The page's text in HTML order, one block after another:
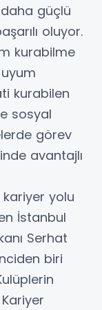
daha güçlü
oluyor.
kurabilme
kurabilen
sosyal
görev
avantajlı
yolu
İstanbul
Serhat
biri